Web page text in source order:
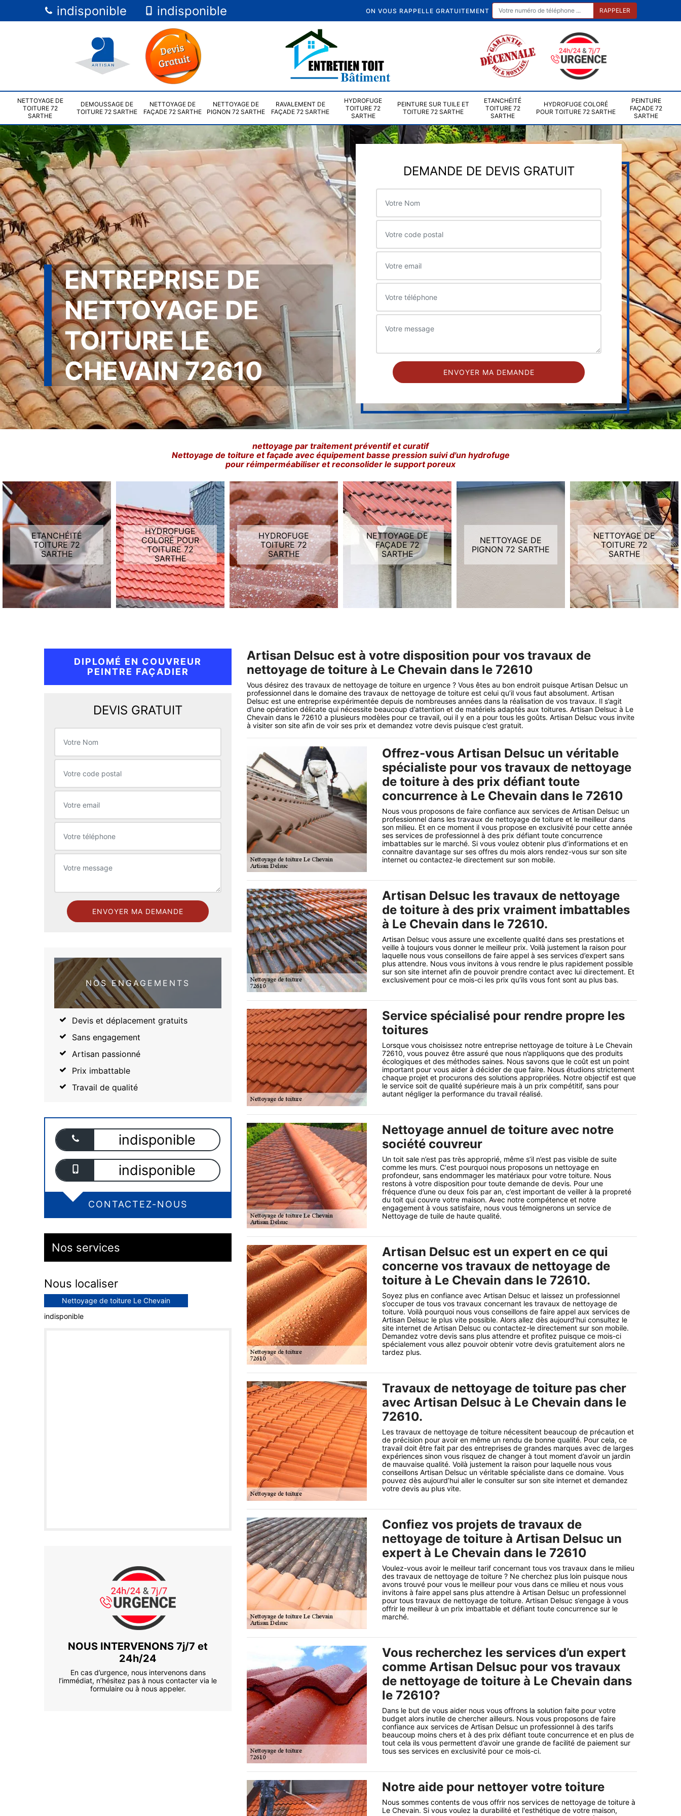
indisponible indisponible ON VOUS RAPPELLE GRATUITEMENT
NETTOYAGE DE
TOITURE 72
SARTHE
DEMOUSSAGE DE
TOITURE 72 SARTHE
NETTOYAGE DE
FAÇADE 72 SARTHE
NETTOYAGE DE
PIGNON 72 SARTHE
RAVALEMENT DE
FAÇADE 72 SARTHE
HYDROFUGE
TOITURE 72
SARTHE
PEINTURE SUR TUILE ET
TOITURE 72 SARTHE
ETANCHÉITÉ
TOITURE 72
SARTHE
HYDROFUGE COLORÉ
POUR TOITURE 72 SARTHE
PEINTURE
FAÇADE 72
SARTHE
ENTREPRISE DE
NETTOYAGE DE
TOITURE LE
CHEVAIN 72610
DEMANDE DE DEVIS GRATUIT
nettoyage par traitement préventif et curatif
Nettoyage de toiture et façade avec équipement basse pression suivi d'un hydrofuge
pour réimperméabiliser et reconsolider le support poreux
ETANCHÉITÉ
TOITURE 72
SARTHE
HYDROFUGE
COLORÉ POUR
TOITURE 72
SARTHE
HYDROFUGE
TOITURE 72
SARTHE
NETTOYAGE DE
FAÇADE 72
SARTHE
NETTOYAGE DE
PIGNON 72 SARTHE
NETTOYAGE DE
TOITURE 72
SARTHE
DIPLOMÉ EN COUVREUR
PEINTRE FAÇADIER
DEVIS GRATUIT
NOS ENGAGEMENTS
Devis et déplacement gratuits
Sans engagement
Artisan passionné
Prix imbattable
Travail de qualité
indisponible
indisponible
CONTACTEZ-NOUS
Nos services
Nous localiser
Nettoyage de toiture Le Chevain
indisponible
NOUS INTERVENONS 7j/7 et
24h/24
En cas d’urgence, nous intervenons dans
l’immédiat, n’hésitez pas à nous contacter via le
formulaire ou à nous appeler.
Artisan Delsuc est à votre disposition pour vos travaux de
nettoyage de toiture à Le Chevain dans le 72610
Vous désirez des travaux de nettoyage de toiture en urgence ? Vous êtes au bon endroit puisque Artisan Delsuc un
professionnel dans le domaine des travaux de nettoyage de toiture est celui qu’il vous faut absolument. Artisan
Delsuc est une entreprise expérimentée depuis de nombreuses années dans la réalisation de vos travaux. Il s’agit
d’une opération délicate qui nécessite beaucoup d’attention et de matériels adaptés aux toitures. Artisan Delsuc à Le
Chevain dans le 72610 a plusieurs modèles pour ce travail, oui il y en a pour tous les goûts. Artisan Delsuc vous invite
à visiter son site afin de voir ses prix et demandez votre devis puisque c’est gratuit.
Offrez-vous Artisan Delsuc un véritable
spécialiste pour vos travaux de nettoyage
de toiture à des prix défiant toute
concurrence à Le Chevain dans le 72610
Nous vous proposons de faire confiance aux services de Artisan Delsuc un
professionnel dans les travaux de nettoyage de toiture et le meilleur dans
son milieu. Et en ce moment il vous propose en exclusivité pour cette année
ses services de professionnel à des prix défiant toute concurrence
imbattables sur le marché. Si vous voulez obtenir plus d’informations et en
connaitre davantage sur ses offres du mois alors rendez-vous sur son site
internet ou contactez-le directement sur son mobile.
Artisan Delsuc les travaux de nettoyage
de toiture à des prix vraiment imbattables
à Le Chevain dans le 72610.
Artisan Delsuc vous assure une excellente qualité dans ses prestations et
veille à toujours vous donner le meilleur prix. Voilà justement la raison pour
laquelle nous vous conseillons de faire appel à ses services d’expert sans
plus attendre. Nous vous invitons à vous rendre le plus rapidement possible
sur son site internet afin de pouvoir prendre contact avec lui directement. Et
exclusivement pour ce mois-ci les prix qu’ils vous font sont au plus bas.
Service spécialisé pour rendre propre les
toitures
Lorsque vous choisissez notre entreprise nettoyage de toiture à Le Chevain
72610, vous pouvez être assuré que nous n’appliquons que des produits
écologiques et des méthodes saines. Nous savons que le coût est un point
important pour vous aider à décider de que faire. Nous étudions strictement
chaque projet et procurons des solutions appropriées. Notre objectif est que
le service soit de qualité supérieure mais à un prix compétitif, sans pour
autant négliger la performance du travail réalisé.
Nettoyage annuel de toiture avec notre
société couvreur
Un toit sale n’est pas très approprié, même s’il n’est pas visible de suite
comme les murs. C'est pourquoi nous proposons un nettoyage en
profondeur, sans endommager les matériaux pour votre toiture. Nous
restons à votre disposition pour toute demande de devis. Pour une
fréquence d’une ou deux fois par an, c’est important de veiller à la propreté
du toit qui couvre votre maison. Avec notre compétence et notre
engagement à vous satisfaire, nous vous témoignerons un service de
Nettoyage de tuile de haute qualité.
Artisan Delsuc est un expert en ce qui
concerne vos travaux de nettoyage de
toiture à Le Chevain dans le 72610.
Soyez plus en confiance avec Artisan Delsuc et laissez un professionnel
s’occuper de tous vos travaux concernant les travaux de nettoyage de
toiture. Voilà pourquoi nous vous conseillons de faire appel aux services de
Artisan Delsuc le plus vite possible. Alors allez dès aujourd’hui consultez le
site internet de Artisan Delsuc ou contactez-le directement sur son mobile.
Demandez votre devis sans plus attendre et profitez puisque ce mois-ci
spécialement vous allez pouvoir obtenir votre devis gratuitement alors ne
tardez plus.
Travaux de nettoyage de toiture pas cher
avec Artisan Delsuc à Le Chevain dans le
72610.
Les travaux de nettoyage de toiture nécessitent beaucoup de précaution et
de précision pour avoir en même un rendu de bonne qualité. Pour cela, ce
travail doit être fait par des entreprises de grandes marques avec de larges
expériences sinon vous risquez de changer à tout moment d’avoir un jardin
de mauvaise qualité. Voilà justement la raison pour laquelle nous vous
conseillons Artisan Delsuc un véritable spécialiste dans ce domaine. Vous
pouvez dès aujourd’hui aller le consulter sur son site internet et demandez
votre devis au plus vite.
Confiez vos projets de travaux de
nettoyage de toiture à Artisan Delsuc un
expert à Le Chevain dans le 72610
Voulez-vous avoir le meilleur tarif concernant tous vos travaux dans le milieu
des travaux de nettoyage de toiture ? Ne cherchez plus loin puisque nous
avons trouvé pour vous le meilleur pour vous dans ce milieu et nous vous
invitons à faire appel sans plus attendre à Artisan Delsuc un professionnel
pour tous travaux de nettoyage de toiture. Artisan Delsuc s’engage à vous
offrir le meilleur à un prix imbattable et défiant toute concurrence sur le
marché.
Vous recherchez les services d’un expert
comme Artisan Delsuc pour vos travaux
de nettoyage de toiture à Le Chevain dans
le 72610?
Dans le but de vous aider nous vous offrons la solution faite pour votre
budget alors inutile de chercher ailleurs. Nous vous proposons de faire
confiance aux services de Artisan Delsuc un professionnel à des tarifs
beaucoup moins chers et à des prix défiant toute concurrence et en plus de
tout cela ils vous permettent d’avoir une grande de facilité de paiement sur
tous ses services en exclusivité pour ce mois-ci.
Notre aide pour nettoyer votre toiture
Nous sommes contents de vous offrir nos services de nettoyage de toiture à
Le Chevain. Si vous voulez la durabilité et l'esthétique de votre maison,